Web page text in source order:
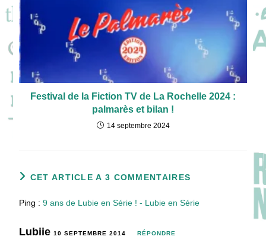
Festival de la Fiction TV de La Rochelle 2024 :
palmarès et bilan !
14 septembre 2024
CET ARTICLE A 3 COMMENTAIRES
Ping :9 ans de Lubie en Série ! - Lubie en Série
Lubiie10 SEPTEMBRE 2014 RÉPONDRE